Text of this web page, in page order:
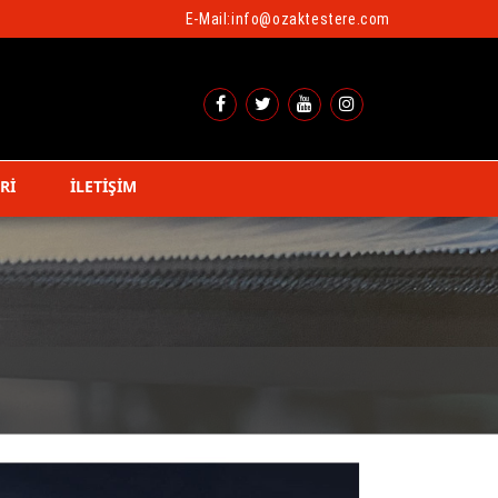
E-Mail:info@ozaktestere.com
İLETİŞİM